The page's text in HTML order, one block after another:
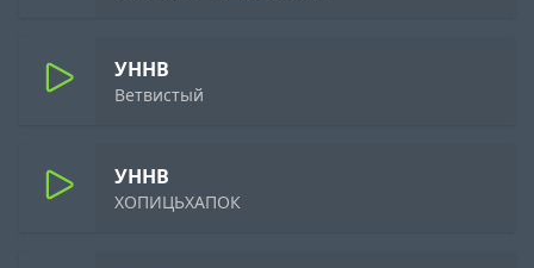
УННВ
Ветвистый
УННВ
ХОПИЦЬХАПОК